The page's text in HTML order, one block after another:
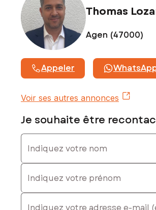
Thomas
Agen (47000)
Appeler
Voir ses autres annonces
Je souhaite être
Indiquez votre nom
Indiquez votre prénom
E-mail